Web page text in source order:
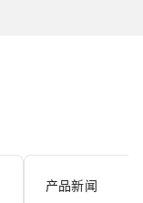
产品新闻